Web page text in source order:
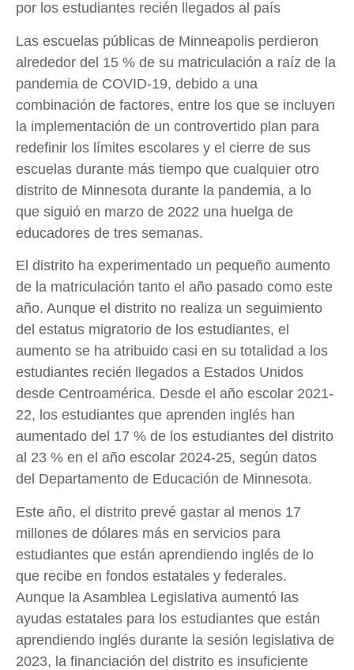
por los estudiantes recién llegados al país
Las escuelas públicas de Minneapolis perdieron
alrededor del 15 % de su matriculación a raíz de la
pandemia de COVID-19, debido a una
combinación de factores, entre los que se incluyen
la implementación de un controvertido plan para
redefinir los límites escolares y el cierre de sus
escuelas durante más tiempo que cualquier otro
distrito de Minnesota durante la pandemia, a lo
que siguió en marzo de 2022 una huelga de
educadores de tres semanas.
El distrito ha experimentado un pequeño aumento
de la matriculación tanto el año pasado como este
año. Aunque el distrito no realiza un seguimiento
del estatus migratorio de los estudiantes, el
aumento se ha atribuido casi en su totalidad a los
estudiantes recién llegados a Estados Unidos
desde Centroamérica. Desde el año escolar 2021-
22, los estudiantes que aprenden inglés han
aumentado del 17 % de los estudiantes del distrito
al 23 % en el año escolar 2024-25, según datos
del Departamento de Educación de Minnesota.
Este año, el distrito prevé gastar al menos 17
millones de dólares más en servicios para
estudiantes que están aprendiendo inglés de lo
que recibe en fondos estatales y federales.
Aunque la Asamblea Legislativa aumentó las
ayudas estatales para los estudiantes que están
aprendiendo inglés durante la sesión legislativa de
2023, la financiación del distrito es insuficiente